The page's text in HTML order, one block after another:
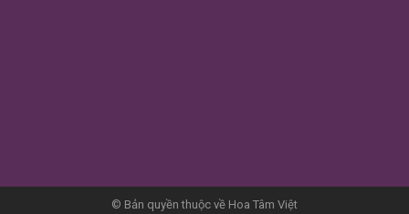
© Bản quyền thuộc về Hoa Tâm Việt